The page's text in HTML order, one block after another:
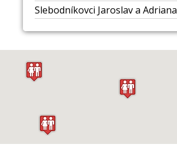
Slebodníkovci Jaroslav a Adriana